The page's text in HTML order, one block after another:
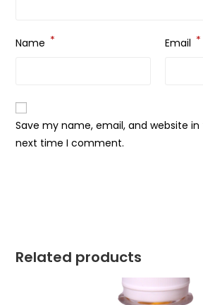
Name * Email *
Save my name, email, and website
next time I comment.
Related products